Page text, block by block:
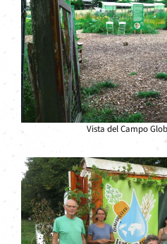
Vista del Campo